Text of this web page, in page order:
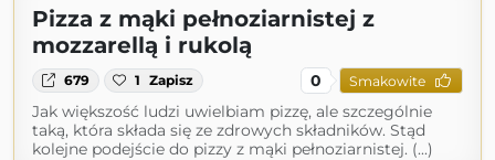
Pizza z mąki pełnoziarnistej z
mozzarellą i rukolą
679 1 Zapisz 0 Smakowite
Jak większość ludzi uwielbiam pizzę, ale szczególnie
taką, która składa się ze zdrowych składników. Stąd
kolejne podejście do pizzy z mąki pełnoziarnistej. (...)